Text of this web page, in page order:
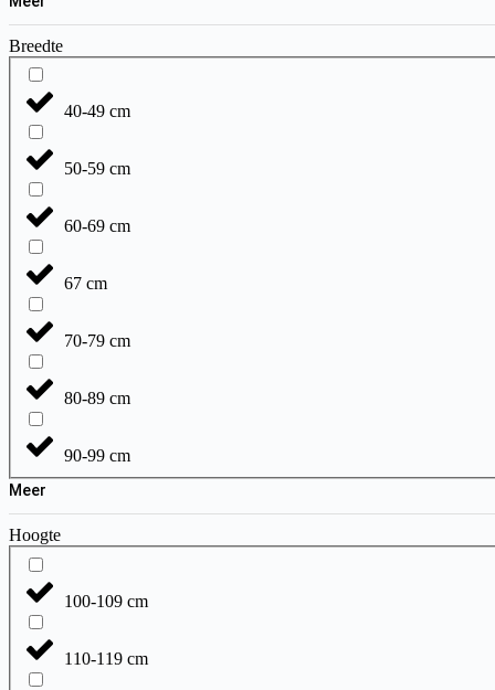
Breedte
40-49 cm
50-59 cm
60-69 cm
67 cm
70-79 cm
80-89 cm
90-99 cm
Meer
Hoogte
100-109 cm
110-119 cm